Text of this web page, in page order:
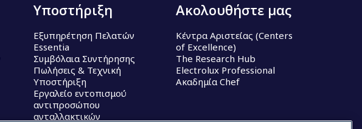
Υποστήριξη
Εξυπηρέτηση Πελατών
Essentia
Συμβόλαια Συντήρησης
Πωλήσεις & Τεχνική
Υποστήριξη
Εργαλείο εντοπισμού
αντιπροσώπου
ανταλλακτικών
Ακολουθήστε μας
Κέντρα Αριστείας (Centers
of Excellence)
The Research Hub
Electrolux Professional
Ακαδημία Chef